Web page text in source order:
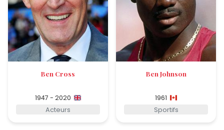
Ben Cross
1947 - 2020
Acteurs
Ben Johnson
1961
Sportifs